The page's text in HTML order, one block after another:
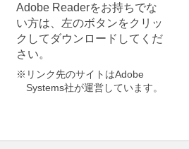
Adobe Readerをお持ちでな
い方は、左のボタンをクリッ
クしてダウンロードしてくだ
さい。
※リンク先のサイトはAdobe
Systems社が運営しています。